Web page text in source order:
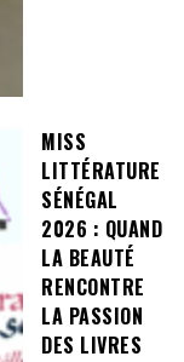
MISS
LITTÉRATURE
SÉNÉGAL
2026 : QUAND
LA BEAUTÉ
RENCONTRE
LA PASSION
DES LIVRES